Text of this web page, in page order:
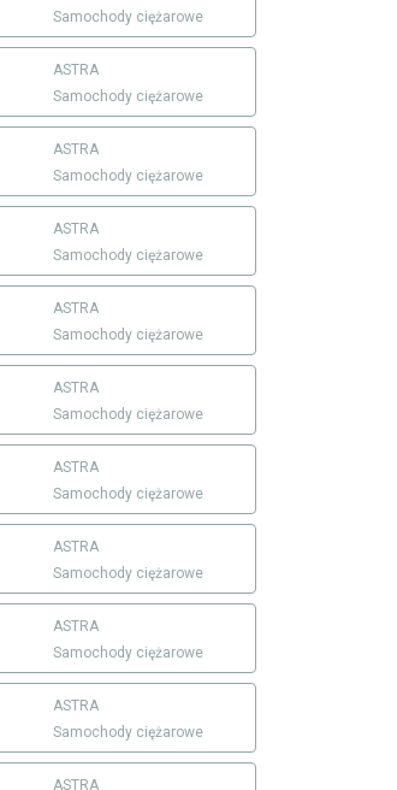
Samochody ciężarowe
ASTRA
Samochody ciężarowe
ASTRA
Samochody ciężarowe
ASTRA
Samochody ciężarowe
ASTRA
Samochody ciężarowe
ASTRA
Samochody ciężarowe
ASTRA
Samochody ciężarowe
ASTRA
Samochody ciężarowe
ASTRA
Samochody ciężarowe
ASTRA
Samochody ciężarowe
ASTRA